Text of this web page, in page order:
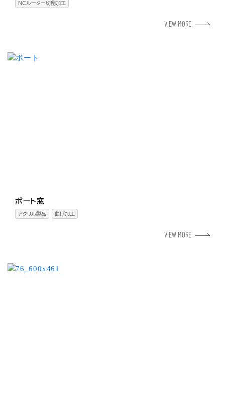
ＮＣルーター切削加工
VIEW MORE
ボート窓
アクリル製品 曲げ加工
VIEW MORE